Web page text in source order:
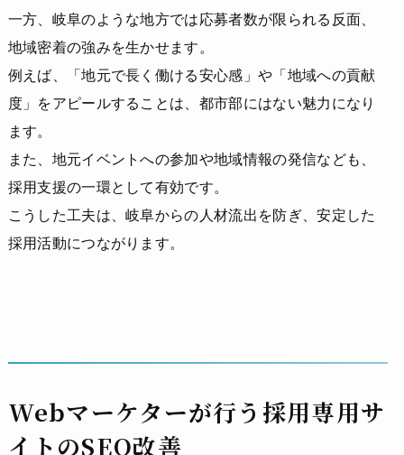
一方、岐阜のような地方では応募者数が限られる反面、
地域密着の強みを生かせます。
例えば、「地元で長く働ける安心感」や「地域への貢献
度」をアピールすることは、都市部にはない魅力になり
ます。
また、地元イベントへの参加や地域情報の発信なども、
採用支援の一環として有効です。
こうした工夫は、岐阜からの人材流出を防ぎ、安定した
採用活動につながります。
Webマーケターが行う採用専用サ
イトのSEO改善